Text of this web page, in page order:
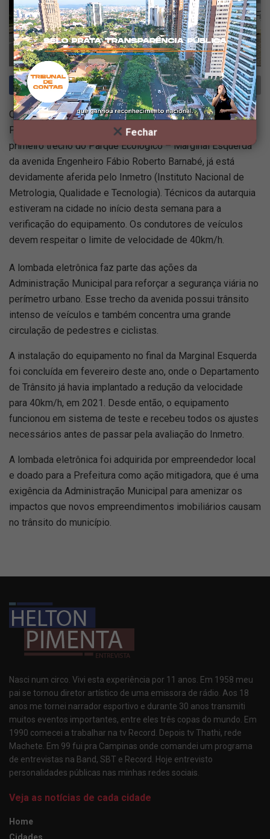
Fechar
O Departamento de Trânsito da Secretaria de Obras e Vias
Públicas informa que a lombada eletrônica instalada no
primeiro trecho do Parque Ecológico – Marginal Esquerda
da avenida Engenheiro Fábio Roberto Barnabé, já está
devidamente aferida pelo Inmetro (Instituto Nacional de
Metrologia, Qualidade e Tecnologia). Técnicos da autarquia
estiveram na cidade no início desta semana para a
verificação do equipamento. Os condutores de veículos
devem respeitar o limite de velocidade de 40km/h.
A lombada eletrônica faz parte das ações da
Administração Municipal para reforçar a segurança viária no
perímetro urbano. Esse trecho da avenida possui trânsito
intenso de veículos e também concentra uma grande
circulação de pedestres e ciclistas.
A instalação do equipamento no final da Marginal Esquerda
foi concluída em fevereiro deste ano, onde o Departamento
de Trânsito já havia implantado a redução da velocidade
para 40km/h, em 2021. Desde então, o equipamento
funcionou em sistema de teste e recebeu todos os ajustes
necessários antes de passar pela avaliação do Inmetro.
A lombada eletrônica foi adquirida por empreendedor local
e doado para a Prefeitura como ação mitigadora, que é uma
exigência da Administração Municipal para amenizar os
impactos que novos empreendimentos imobiliários causam
no trânsito do município.
Nasci num circo. Vivi esta experiência por 11 anos. Em 1958 meu
pai se tornou diretor artístico de uma emissora de rádio. Aos 18
anos me tornei narrador esportivo e durante 30 anos transmiti
muitos eventos importantes, entre eles três copas do mundo. Em
1990 comecei a trabalhar na tv Record. Depois tv Thathi, rede
Machete. Em 99 fui pra Campinas onde comandei um programa
de entrevistas na Band, SBT e Record. Hoje entrevisto
personalidades públicas nas minhas redes sociais.
Veja as notícias de cada cidade
Home